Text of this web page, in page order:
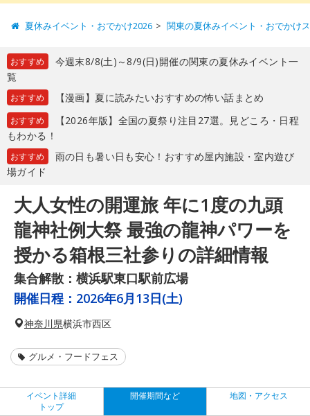
夏休みイベント・おでかけ2026 関東の夏休みイベント・おでかけ
おすすめ
今週末8/8(土)～8/9(日)開催の関東の夏休みイベント一
覧
おすすめ 【漫画】夏に読みたいおすすめの怖い話まとめ
おすすめ
【2026年版】全国の夏祭り注目27選。見どころ・日程
もわかる！
おすすめ
雨の日も暑い日も安心！おすすめ屋内施設・室内遊び
場ガイド
大人女性の開運旅 年に1度の九頭
龍神社例大祭 最強の龍神パワーを
授かる箱根三社参りの詳細情報
集合解散：横浜駅東口駅前広場
開催日程： 2026年6月13日(土)
神奈川県横浜市西区
グルメ・フードフェス
イベント詳細
トップ
開催期間など 地図・アクセス